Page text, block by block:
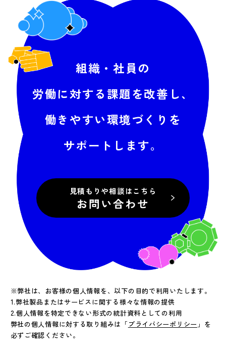
組織・社員の
労働に対する 課題を改善し、
働きやすい環境づくりを
サポートします。
見積もりや相談はこちら
お問い合わせ
※弊社は、お客様の個人情報を、以下の目的で利用いたします。
1.弊社製品またはサービスに関する様々な情報の提供
2.個人情報を特定できない形式の統計資料としての利用
弊社の個人情報に対する取り組みは「プライバシーポリシー 」を
必ずご確認ください。